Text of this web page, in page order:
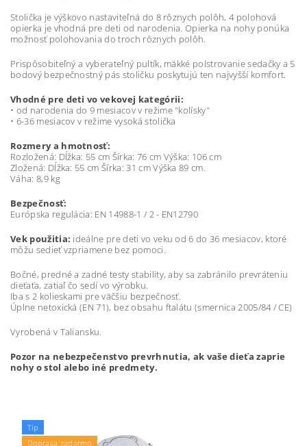
Stolička je výškovo nastaviteľná do 8 rôznych polôh, 4 polohová
opierka je vhodná pre deti od narodenia. Opierka na nohy ponúka
možnosť polohovania do troch rôznych polôh.
Prispôsobiteľný a vyberateľný pultík, mäkké polstrovanie sedačky a 5
bodový bezpečnostný pás stoličku poskytujú ten najvyšší komfort.
Vhodné pre deti vo vekovej kategórii:
• od narodenia do 9 mesiacov v režime "kolísky"
• 6-36 mesiacov v režime vysoká stolička
Rozmery a hmotnosť:
Rozložená: Dĺžka: 55 cm Šírka: 76 cm Výška: 106 cm
Zložená: Dĺžka: 55 cm Šírka: 31 cm Výška 89 cm.
Váha: 8,9 kg
Bezpečnosť:
Európska regulácia: EN 14988-1 / 2 - EN12790
Vek použitia: ideálne pre deti vo veku od 6 do 36 mesiacov, ktoré
môžu sedieť vzpriamene bez pomoci.
Bočné, predné a zadné testy stability, aby sa zabránilo prevráteniu
dieťaťa, zatiaľ čo sedí vo výrobku.
Iba s 2 kolieskami pre väčšiu bezpečnosť.
Úplne netoxická (EN 71), bez obsahu ftalátu (smernica 2005/84 / CE)
Vyrobená v Taliansku.
Pozor na nebezpečenstvo prevrhnutia, ak vaše dieťa zaprie
nohy o stol alebo iné predmety.
Tip
Doprava zadarmo